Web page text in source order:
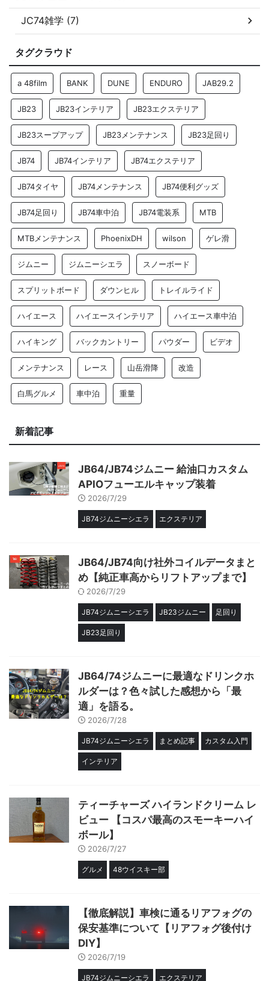
JC74雑学 (7)
タグクラウド
a 48film BANK DUNE ENDURO JAB29.2
JB23 JB23インテリア JB23エクステリア
JB23スープアップ JB23メンテナンス JB23足回り
JB74 JB74インテリア JB74エクステリア
JB74タイヤ JB74メンテナンス JB74便利グッズ
JB74足回り JB74車中泊 JB74電装系 MTB
MTBメンテナンス PhoenixDH wilson ゲレ滑
ジムニー ジムニーシエラ スノーボード
スプリットボード ダウンヒル トレイルライド
ハイエース ハイエースインテリア ハイエース車中泊
ハイキング バックカントリー パウダー ビデオ
メンテナンス レース 山岳滑降 改造
白馬グルメ 車中泊 重量
新着記事
JB64/JB74ジムニー 給油口カスタム
APIOフューエルキャップ装着
2026/7/29
JB74ジムニーシエラ エクステリア
JB64/JB74向け社外コイルデータまと
め【純正車高からリフトアップまで】
2026/7/29
JB74ジムニーシエラ JB23ジムニー 足回り
JB23足回り
JB64/74ジムニーに最適なドリンクホ
ルダーは？色々試した感想から「最
適」を語る。
2026/7/28
JB74ジムニーシエラ まとめ記事 カスタム入門
インテリア
ティーチャーズ ハイランドクリーム レ
ビュー 【コスパ最高のスモーキーハイ
ボール】
2026/7/27
グルメ 48ウイスキー部
【徹底解説】車検に通るリアフォグの
保安基準について【リアフォグ後付け
DIY】
2026/7/19
JB74ジムニーシエラ エクステリア